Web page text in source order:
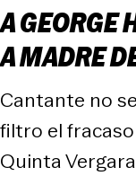
A GEORGE
A MADRE
Cantante no
filtro el
Quinta